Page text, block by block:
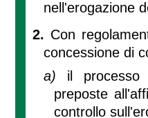
nell'erogazione
2. Con
concessione di
a) il processo
preposte
controllo